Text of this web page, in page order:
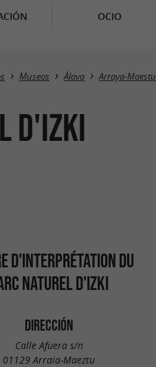
OCIO
Museos Álava Arraya-Maestu
d'Izki
D'INTERPRÉTATION DU
NATUREL D'IZKI
DIRECCIÓN
Calle Afuera s/n
01129 Arraia-Maeztu